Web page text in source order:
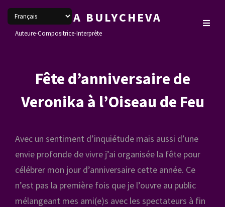
VERONIKA BULYCHEVA
Auteure-Compositrice-Interprète
Fête d’anniversaire de
Veronika à l’Oiseau de Feu
Avec un sentiment d’inquiétude mais aussi d’une
envie profonde de vivre j’ai organisée la fête pour
célébrer mon jour d’anniversaire cette année. Ce
n’est pas la première fois que je l’ouvre au public
mélangeant mes ami(e)s avec les spectateurs à fin